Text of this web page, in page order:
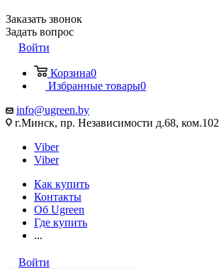
Заказать звонок
Задать вопрос
Войти
Корзина0
Избранные товары0
info@ugreen.by
г.Минск, пр. Независимости д.68, ком.102
Viber
Viber
Как купить
Контакты
Об Ugreen
Где купить
...
Войти